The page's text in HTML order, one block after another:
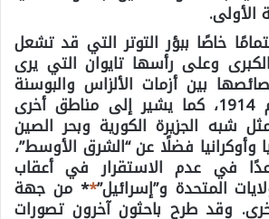
الأولى.
خاصًا ببؤر التوتر التي قد تشعل
وعلى رأسها تايوان التي يرى
بين أزمات الألزاس والبوسنة
وبلجيكا عشية عام 1914، كما يشير إلى مناطق أخرى
شبه الجزيرة الكورية وبحر الصين
وأوكرانيا فضلًا عن “الشرق الأوسط”،
في عدم الاستقرار في أعقاب
المتحدة و”إسرائيل”** من جهة
وقد طرح باحثون آخرون تصورات